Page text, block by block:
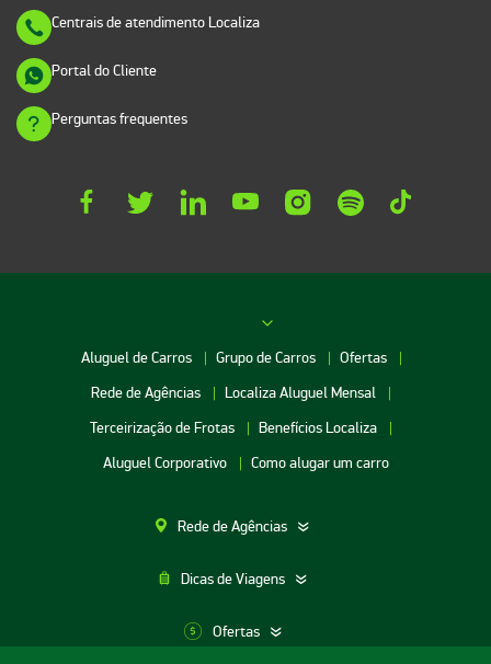
Centrais de atendimento Localiza
Portal do Cliente
Perguntas frequentes
Aluguel de Carros Grupo de Carros
Ofertas
Rede de Agências
Localiza Aluguel Mensal
Terceirização de Frotas
Benefícios Localiza
Aluguel Corporativo
Como alugar um carro
Rede de Agências
Dicas de Viagens
Ofertas